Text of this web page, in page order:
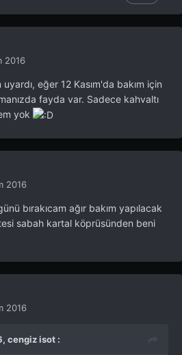
2016
eğer 12 Kasım'da bakım için
fayda var. Sadece kahvaltı
yok
2016
bırakıcam ağır bakım yapılacak
sabah kartal köprüsünden beni
2016
cengiz isot :